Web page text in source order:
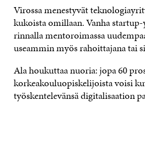
Virossa menestyvät
kukoista omillaan. Vanha
rinnalla mentoroimassa
useammin myös rahoittajana tai
Ala houkuttaa nuoria: jopa 60
korkeakouluopiskelijoista voisi
työskentelevänsä digitalisaation